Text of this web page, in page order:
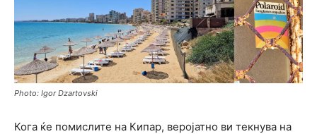
Photo: Igor Dzartovski
Кога ќе помислите на Кипар, веројатно ви текнува на